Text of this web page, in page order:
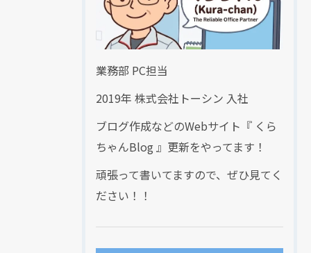
業務部 PC担当
2019年 株式会社トーシン 入社
ブログ作成などのWebサイト『 くら
ちゃんBlog 』更新をやってます！
頑張って書いてますので、ぜひ見てく
ださい！！